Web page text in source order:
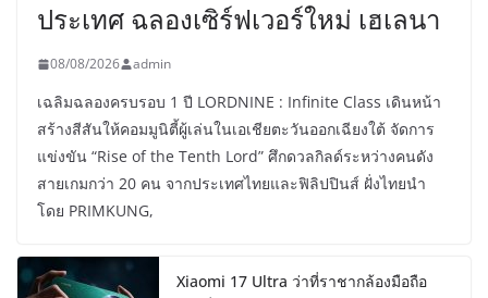
ประเทศ ฉลองเซิร์ฟเวอร์ใหม่ เฮเลนา
08/08/2026 admin
เฉลิมฉลองครบรอบ 1 ปี LORDNINE : Infinite Class เดินหน้า
สร้างสีสันให้คอมมูนิตี้ผู้เล่นในเอเชียตะวันออกเฉียงใต้ จัดการ
แข่งขัน “Rise of the Tenth Lord” ศึกดวลกิลด์ระหว่างคนดัง
สายเกมกว่า 20 คน จากประเทศไทยและฟิลิปปินส์ ฝั่งไทยนำ
โดย PRIMKUNG,
Xiaomi 17 Ultra ว่าที่ราชากล้องมือถือ